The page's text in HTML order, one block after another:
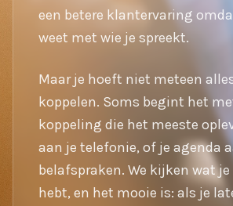
een betere klantervaring
weet met wie je spreekt.
Maar je hoeft niet meteen
koppelen. Soms begint het
koppeling die het meeste
aan je telefonie, of je agenda
belafspraken. We kijken wat
hebt, en het mooie is: als je